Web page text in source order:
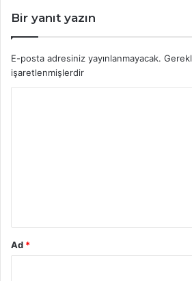
Bir yanıt yazın
E-posta adresiniz yayınlanmayacak.
işaretlenmişlerdir
Ad *